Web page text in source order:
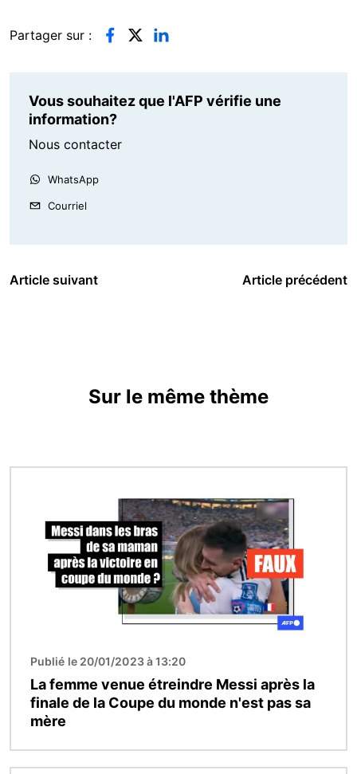
Partager sur :
Vous souhaitez que l'AFP vérifie une
information?
Nous contacter
WhatsApp
Courriel
Article suivant Article précédent
Sur le même thème
Publié le 20/01/2023 à 13:20
La femme venue étreindre Messi après la
finale de la Coupe du monde n'est pas sa
mère